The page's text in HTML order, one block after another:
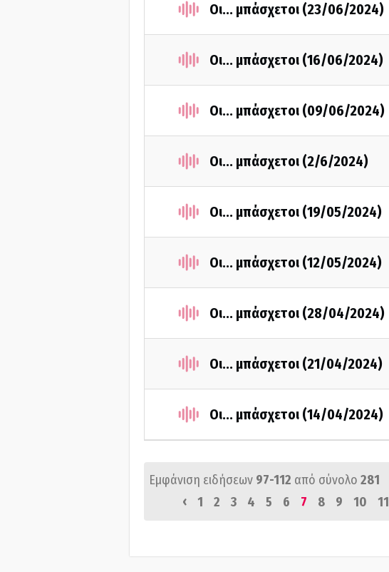
Οι... μπάσχετοι (23/06/2024)
Οι... μπάσχετοι (16/06/2024)
Οι... μπάσχετοι (09/06/2024)
Οι... μπάσχετοι (2/6/2024)
Οι... μπάσχετοι (19/05/2024)
Οι... μπάσχετοι (12/05/2024)
Οι... μπάσχετοι (28/04/2024)
Οι... μπάσχετοι (21/04/2024)
Οι... μπάσχετοι (14/04/2024)
Εμφάνιση ειδήσεων 97-112 από σύνολο 281
‹
1 2 3 4 5 6 7 8 9 10 11